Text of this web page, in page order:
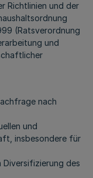
Richtlinien und der
(Ratsverordnung
und
nach
und
insbesondere für
Diversifizierung des